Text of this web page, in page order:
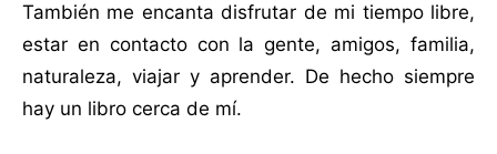
También me encanta disfrutar de mi tiempo libre,
estar en contacto con la gente, amigos, familia,
naturaleza, viajar y aprender. De hecho siempre
hay un libro cerca de mí.